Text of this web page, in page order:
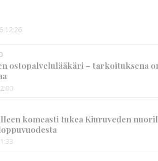
12:26
ostopalvelulääkäri – tarkoituksena
komeasti tukea Kiuruveden